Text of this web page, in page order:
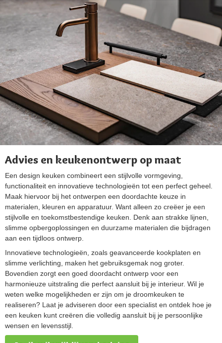
Advies en keukenontwerp op maat
Een design keuken combineert een stijlvolle vormgeving,
functionaliteit en innovatieve technologieën tot een perfect geheel.
Maak hiervoor bij het ontwerpen een doordachte keuze in
materialen, kleuren en apparatuur. Want alleen zo creëer je een
stijlvolle en toekomstbestendige keuken. Denk aan strakke lijnen,
slimme opbergoplossingen en duurzame materialen die bijdragen
aan een tijdloos ontwerp.
Innovatieve technologieën, zoals geavanceerde kookplaten en
slimme verlichting, maken het gebruiksgemak nog groter.
Bovendien zorgt een goed doordacht ontwerp voor een
harmonieuze uitstraling die perfect aansluit bij je interieur. Wil je
weten welke mogelijkheden er zijn om je droomkeuken te
realiseren? Laat je adviseren door een specialist en ontdek hoe je
een keuken kunt creëren die volledig aansluit bij je persoonlijke
wensen en levensstijl.